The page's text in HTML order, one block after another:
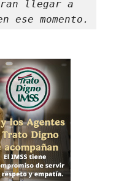
llegar a
ese momento.